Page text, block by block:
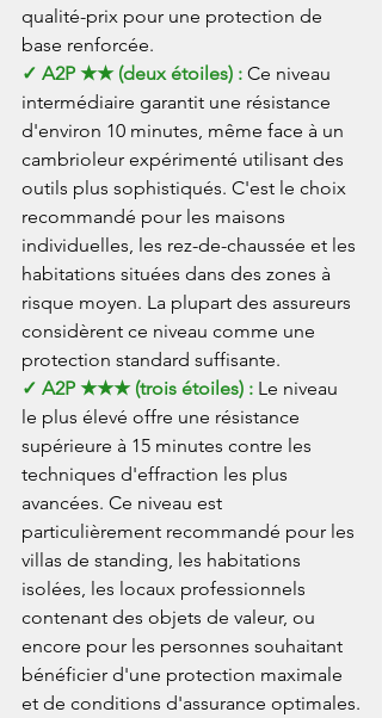
qualité-prix pour une protection de
base renforcée.
✓ A2P ★★ (deux étoiles) : Ce niveau
intermédiaire garantit une résistance
d'environ 10 minutes, même face à un
cambrioleur expérimenté utilisant des
outils plus sophistiqués. C'est le choix
recommandé pour les maisons
individuelles, les rez-de-chaussée et les
habitations situées dans des zones à
risque moyen. La plupart des assureurs
considèrent ce niveau comme une
protection standard suffisante.
✓ A2P ★★★ (trois étoiles) : Le niveau
le plus élevé offre une résistance
supérieure à 15 minutes contre les
techniques d'effraction les plus
avancées. Ce niveau est
particulièrement recommandé pour les
villas de standing, les habitations
isolées, les locaux professionnels
contenant des objets de valeur, ou
encore pour les personnes souhaitant
bénéficier d'une protection maximale
et de conditions d'assurance optimales.